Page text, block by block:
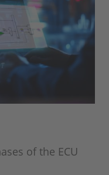
of the ECU